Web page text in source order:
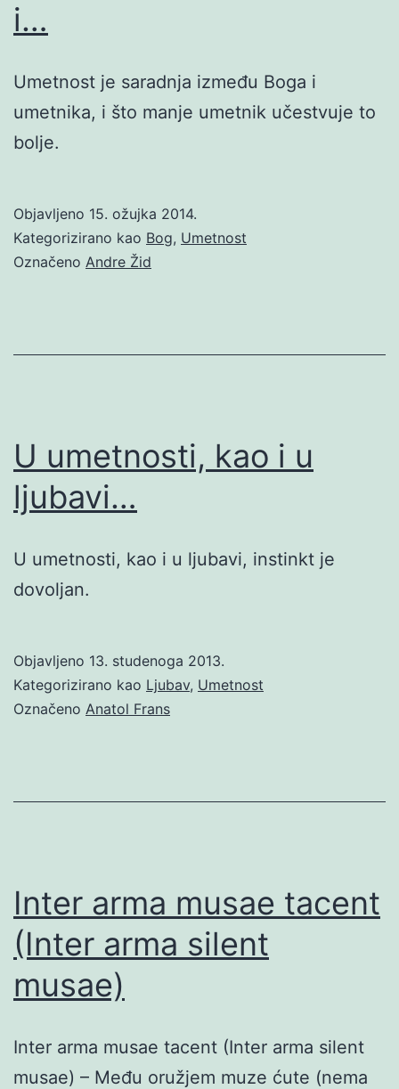
i…
Umetnost je saradnja između Boga i
umetnika, i što manje umetnik učestvuje to
bolje.
Objavljeno 15. ožujka 2014.
Kategorizirano kao Bog, Umetnost
Označeno Andre Žid
U umetnosti, kao i u
ljubavi…
U umetnosti, kao i u ljubavi, instinkt je
dovoljan.
Objavljeno 13. studenoga 2013.
Kategorizirano kao Ljubav, Umetnost
Označeno Anatol Frans
Inter arma musae tacent
(Inter arma silent
musae)
Inter arma musae tacent (Inter arma silent
musae) – Među oružjem muze ćute (nema